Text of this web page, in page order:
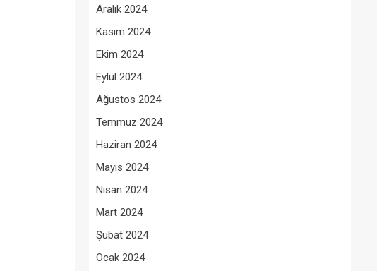
Aralık 2024
Kasım 2024
Ekim 2024
Eylül 2024
Ağustos 2024
Temmuz 2024
Haziran 2024
Mayıs 2024
Nisan 2024
Mart 2024
Şubat 2024
Ocak 2024